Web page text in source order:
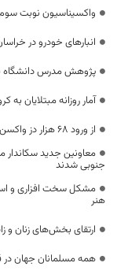
واکسیناسیون نوبت سوم
انبارهای خودرو در
پژوهش مدرس دانشگاه
آمار روزانه مبتلایان
از ورود ۶۸ هزار دز واکسن تا فتح قله پیک پنجم کرونا در خراسان جنوبی
معاونین جدید سکاندار
جنوبی شدند
مشکل سخت افزاری و
هنر
ارتقای بخش‌های زنان و
همه مسلمانان جهان